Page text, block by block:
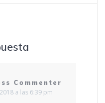
Commenter
a las 6:39 pm